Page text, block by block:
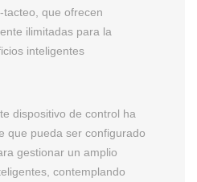
tacteo, que ofrecen
ilimitadas para la
inteligentes
dispositivo de control ha
que pueda ser configurado
gestionar un amplio
contemplando